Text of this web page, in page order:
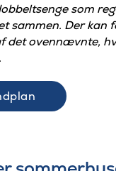
som
sammen. Der kan
det ovennævnte,